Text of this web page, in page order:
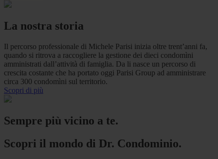
La nostra storia
Il percorso professionale di Michele Parisi inizia oltre trent’anni fa,
quando si ritrova a raccogliere la gestione dei dieci condomìni
amministrati dall’attività di famiglia. Da li nasce un percorso di
crescita costante che ha portato oggi Parisi Group ad amministrare
circa 300 condomìni sul territorio.
Scopri di più
Sempre più vicino a te.
Scopri il mondo di Dr. Condominio.